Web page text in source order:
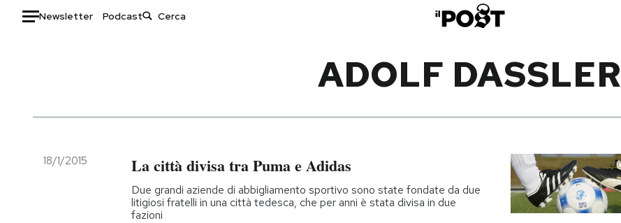
Newsletter Podcast
Italia
Politica
Moda
Ok Boomer!
ADOLF DASSLER
18/1/2015 La città divisa tra Puma e Adidas
Due grandi aziende di abbigliamento sportivo sono state fondate da due
litigiosi fratelli in una città tedesca, che per anni è stata divisa in due
fazioni